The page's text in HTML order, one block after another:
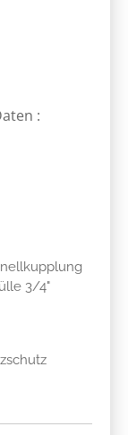
:
3/4"